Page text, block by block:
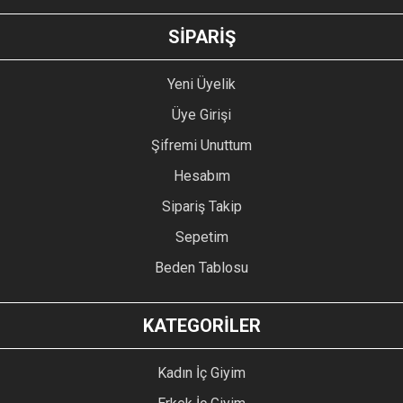
GÖNDER
SİPARİŞ
Yeni Üyelik
Üye Girişi
Şifremi Unuttum
Hesabım
Sipariş Takip
Sepetim
Beden Tablosu
KATEGORİLER
Kadın İç Giyim